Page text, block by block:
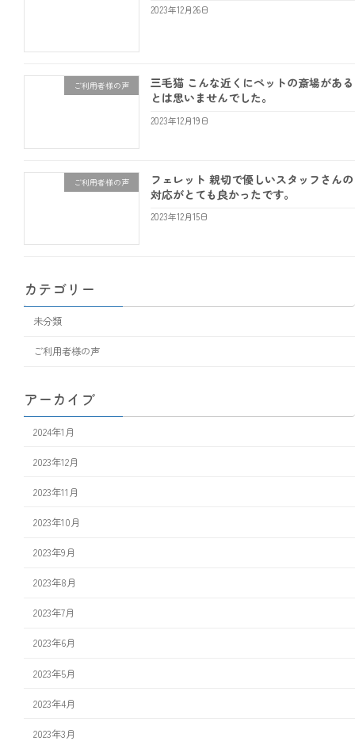
2023年12月26日
ご利用者様の声
三毛猫 こんな近くにペットの斎場がある
とは思いませんでした。
2023年12月19日
ご利用者様の声
フェレット 親切で優しいスタッフさんの
対応がとても良かったです。
2023年12月15日
カテゴリー
未分類
ご利用者様の声
アーカイブ
2024年1月
2023年12月
2023年11月
2023年10月
2023年9月
2023年8月
2023年7月
2023年6月
2023年5月
2023年4月
2023年3月